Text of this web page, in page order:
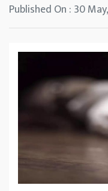
Published On : 30